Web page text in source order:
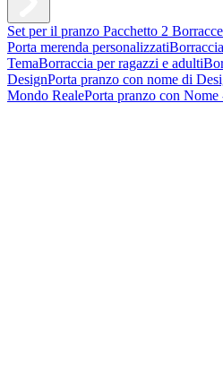
Set per il pranzo Pacchetto 2
Porta merenda personalizzati
TemaBorraccia per ragazzi e adulti
DesignPorta pranzo con nome di
Mondo RealePorta pranzo con